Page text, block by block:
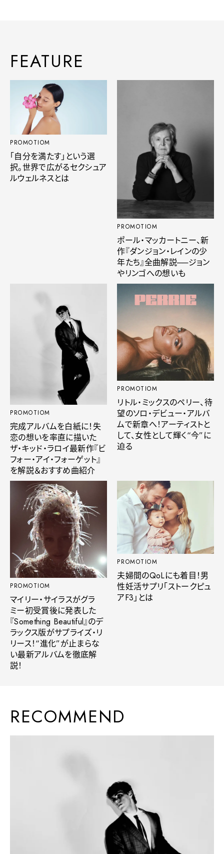
FEATURE
PROMOTIOM
「自分を満たす」という選
択。世界で広がるセクシュア
ルウェルネスとは
PROMOTIOM
ポール・マッカートニー、新
作『ダンジョン・レインの少
年たち』全曲解説──ジョン
やリンゴへの想いも
PROMOTIOM
完成アルバムを白紙に！失
恋の想いを率直に描いた
ザ・キッド・ラロイ最新作『ビ
フォー・アイ・フォーゲット』
を解説＆おすすめ曲紹介
PROMOTIOM
リトル・ミックスのペリー、待
望のソロ・デビュー・アルバ
ムで新章へ！アーティストと
して、女性として輝く“今”に
迫る
PROMOTIOM
マイリー・サイラスがグラ
ミー初受賞後に発表した
『Something Beautiful』のデ
ラックス版がサプライズ・リ
リース！“進化”が止まらな
い最新アルバムを徹底解
説！
PROMOTIOM
夫婦間のQoLにも着目！男
性妊活サプリ「ストークピュ
アF3」とは
RECOMMEND